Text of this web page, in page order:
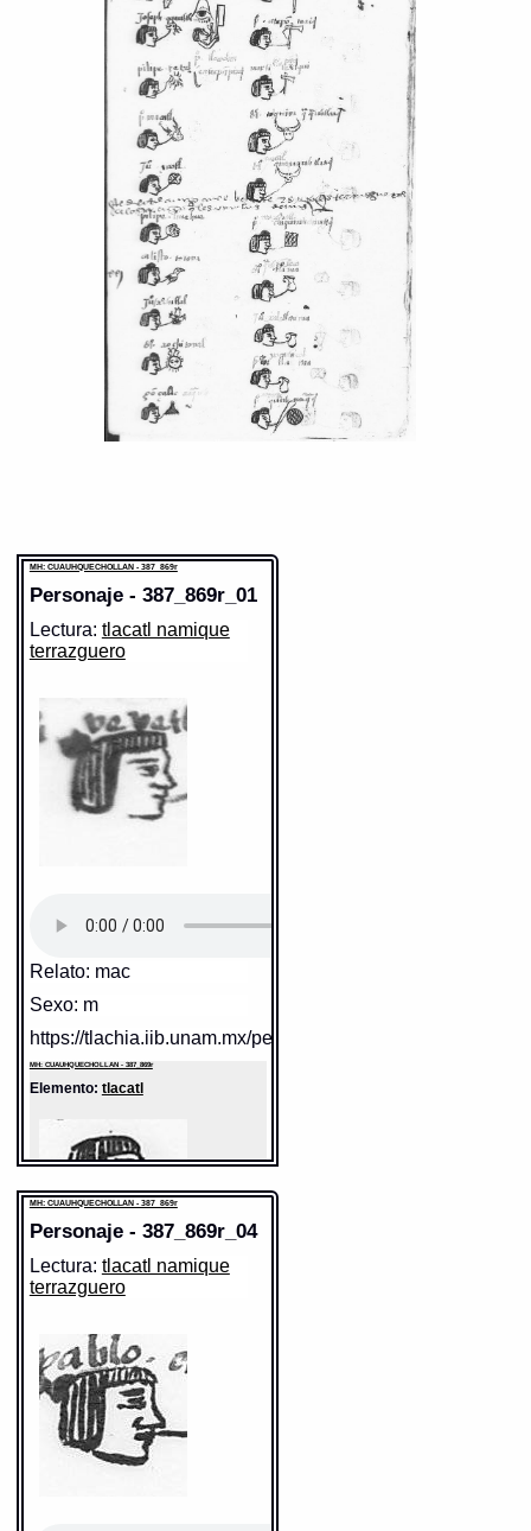
MH: CUAUHQUECHOLLAN - 387_869r
Personaje - 387_869r_01
Lectura: tlacatl namique
terrazguero
Relato: mac
Sexo: m
https://tlachia.iib.unam.mx/personaje/387_869r_01
MH: CUAUHQUECHOLLAN - 387_869r
Elemento: tlacatl
Sentido: hombre
Valor fonético: tlacatl
https://tlachia.iib.unam.mx/elemento/01.01.01
MH: CUAUHQUECHOLLAN - 387_869r
Personaje - 387_869r_04
Lectura: tlacatl namique
terrazguero